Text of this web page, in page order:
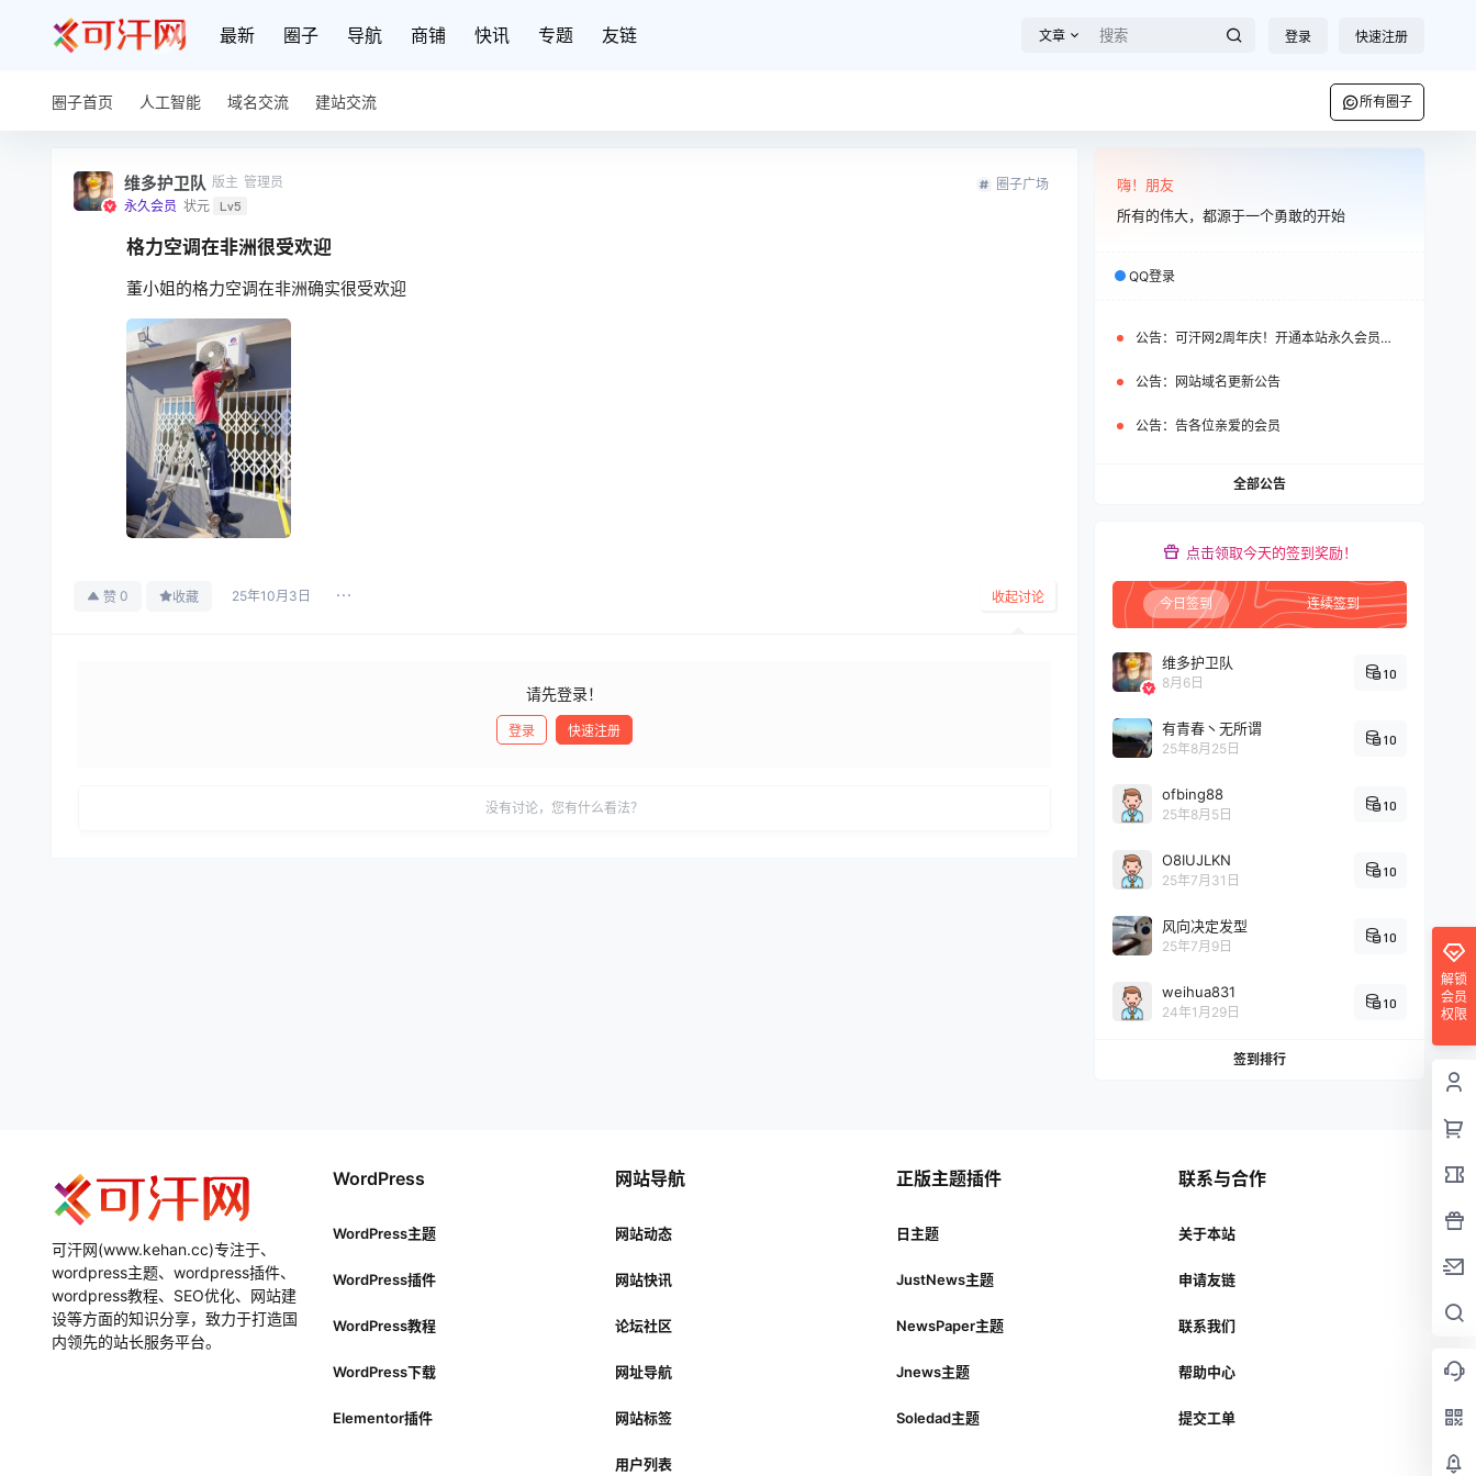
最新 圈子 导航 商铺 快讯 专题 友链 文章 登录 快速注册
圈子首页 人工智能 域名交流 建站交流 所有圈子
维多护卫队 版主 管理员
永久会员 状元 Lv5
圈子广场
格力空调在非洲很受欢迎
董小姐的格力空调在非洲确实很受欢迎
赞 0 收藏 25年10月3日 收起讨论
请先登录！
登录 快速注册
没有讨论，您有什么看法？
嗨！朋友
所有的伟大，都源于一个勇敢的开始
QQ登录
公告： 可汗网2周年庆！开通本站永久会员即可免费获赠WP之家永久会员
公告： 网站域名更新公告
公告： 告各位亲爱的会员
全部公告
点击领取今天的签到奖励！
今日签到 连续签到
维多护卫队
8月6日
10
有青春丶无所谓
25年8月25日
10
ofbing88
25年8月5日
10
O8IUJLKN
25年7月31日
10
风向决定发型
25年7月9日
10
weihua831
24年1月29日
10
签到排行
解锁
会员
权限
可汗网(www.kehan.cc)专注于、
wordpress主题、wordpress插件、
wordpress教程、SEO优化、网站建
设等方面的知识分享，致力于打造国
内领先的站长服务平台。
WordPress
WordPress主题
WordPress插件
WordPress教程
WordPress下载
Elementor插件
网站导航
网站动态
网站快讯
论坛社区
网址导航
网站标签
用户列表
正版主题插件
日主题
JustNews主题
NewsPaper主题
Jnews主题
Soledad主题
联系与合作
关于本站
申请友链
联系我们
帮助中心
提交工单